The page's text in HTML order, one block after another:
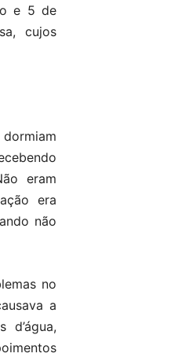
e 5 de
cujos
eram
era
não
no
a